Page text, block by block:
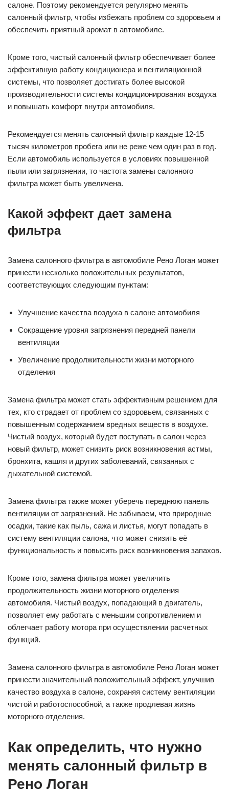
салоне. Поэтому рекомендуется регулярно менять
салонный фильтр, чтобы избежать проблем со здоровьем и
обеспечить приятный аромат в автомобиле.
Кроме того, чистый салонный фильтр обеспечивает более
эффективную работу кондиционера и вентиляционной
системы, что позволяет достигать более высокой
производительности системы кондиционирования воздуха
и повышать комфорт внутри автомобиля.
Рекомендуется менять салонный фильтр каждые 12-15
тысяч километров пробега или не реже чем один раз в год.
Если автомобиль используется в условиях повышенной
пыли или загрязнении, то частота замены салонного
фильтра может быть увеличена.
Какой эффект дает замена
фильтра
Замена салонного фильтра в автомобиле Рено Логан может
принести несколько положительных результатов,
соответствующих следующим пунктам:
Улучшение качества воздуха в салоне автомобиля
Сокращение уровня загрязнения передней панели
вентиляции
Увеличение продолжительности жизни моторного
отделения
Замена фильтра может стать эффективным решением для
тех, кто страдает от проблем со здоровьем, связанных с
повышенным содержанием вредных веществ в воздухе.
Чистый воздух, который будет поступать в салон через
новый фильтр, может снизить риск возникновения астмы,
бронхита, кашля и других заболеваний, связанных с
дыхательной системой.
Замена фильтра также может уберечь переднюю панель
вентиляции от загрязнений. Не забываем, что природные
осадки, такие как пыль, сажа и листья, могут попадать в
систему вентиляции салона, что может снизить её
функциональность и повысить риск возникновения запахов.
Кроме того, замена фильтра может увеличить
продолжительность жизни моторного отделения
автомобиля. Чистый воздух, попадающий в двигатель,
позволяет ему работать с меньшим сопротивлением и
облегчает работу мотора при осуществлении расчетных
функций.
Замена салонного фильтра в автомобиле Рено Логан может
принести значительный положительный эффект, улучшив
качество воздуха в салоне, сохраняя систему вентиляции
чистой и работоспособной, а также продлевая жизнь
моторного отделения.
Как определить, что нужно
менять салонный фильтр в
Рено Логан